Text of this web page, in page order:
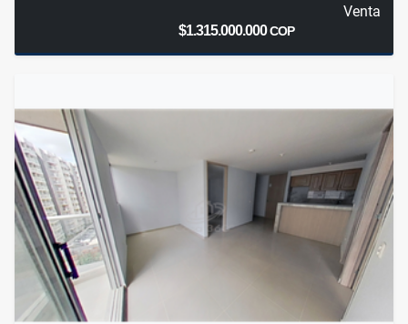
Venta
$1.315.000.000COP